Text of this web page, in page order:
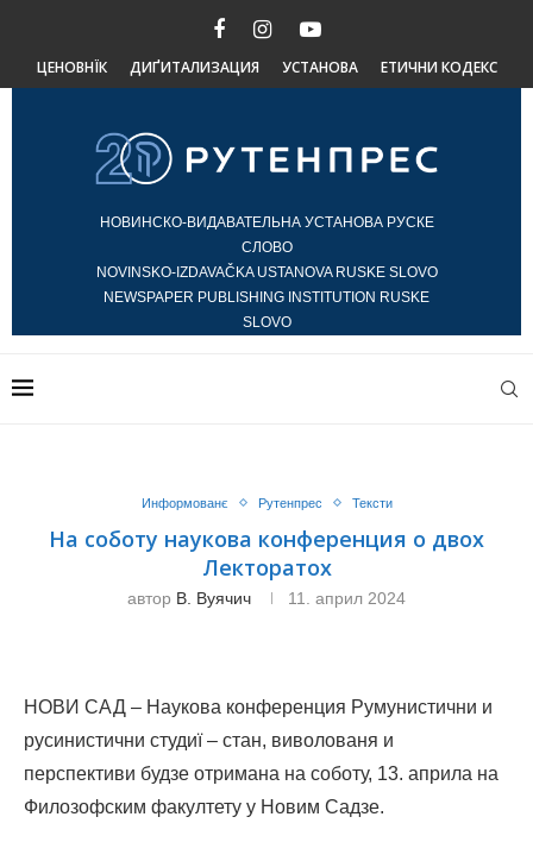
ЦЕНОВНЇК ДИҐИТАЛИЗАЦИЯ УСТАНОВА ЕТИЧНИ КОДЕКС
НОВИНСКО-ВИДАВАТЕЛЬНА УСТАНОВА РУСКЕ
СЛОВО
NOVINSKO-IZDAVAČKA USTANOVA RUSKE SLOVO
NEWSPAPER PUBLISHING INSTITUTION RUSKE
SLOVO
Информованє Рутенпрес Тексти
На соботу наукова конференция о двох
Лекторатох
автор В. Вуячич 11. април 2024
НОВИ САД – Наукова конференция Румунистични и
русинистични студиї – стан, виволованя и
перспективи будзе отримана на соботу, 13. априла на
Филозофским факултету у Новим Садзе.